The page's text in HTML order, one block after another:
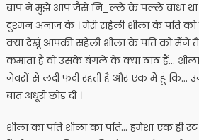
बाप ने मुझे आप जैसे नि_ल्ले के पल्ले बांधा
दुश्मन अनाज के । मेरी सहेली शीला के पति को
क्या देखूं आपकी सहेली शीला के पति को मैंने
कमाता है वो उसके बंगले के क्या ठाठ हैं…
ज़ेवरों से लदी फदी रहती है और एक मैं हूं कि…
बात अधूरी छोड़ दी ।
शीला का पति शीला का पति… हमेशा एक ही